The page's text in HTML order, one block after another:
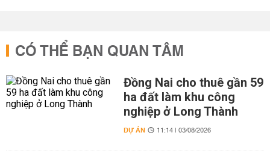
CÓ THỂ BẠN QUAN TÂM
Đồng Nai cho thuê gần 59
ha đất làm khu công
nghiệp ở Long Thành
DỰ ÁN 11:14 | 03/08/2026